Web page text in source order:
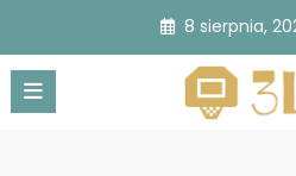
treści
8 sierpnia,